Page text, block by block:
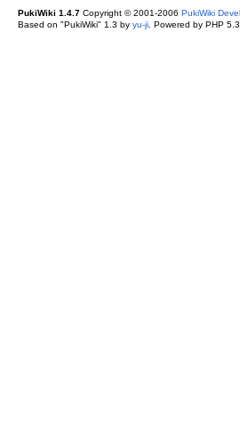
PukiWiki 1.4.7Copyright © 2001-2006 PukiWiki
Based on "PukiWiki" 1.3 by yu-ji. Powered by PHP